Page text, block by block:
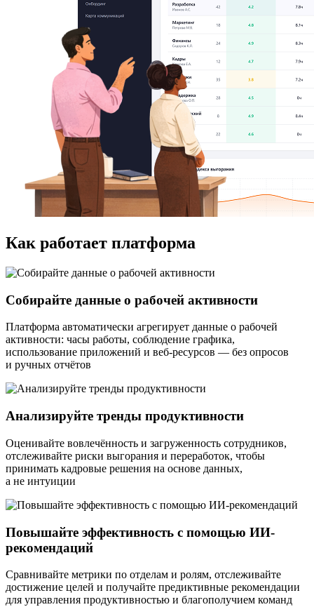
Как работает платформа
Собирайте данные о рабочей активности
Платформа автоматически агрегирует данные о рабочей
активности: часы работы, соблюдение графика,
использование приложений и веб-ресурсов — без опросов
и ручных отчётов
Анализируйте тренды продуктивности
Оценивайте вовлечённость и загруженность сотрудников,
отслеживайте риски выгорания и переработок, чтобы
принимать кадровые решения на основе данных,
а не интуиции
Повышайте эффективность с помощью ИИ-
рекомендаций
Сравнивайте метрики по отделам и ролям, отслеживайте
достижение целей и получайте предиктивные рекомендации
для управления продуктивностью и благополучием команд